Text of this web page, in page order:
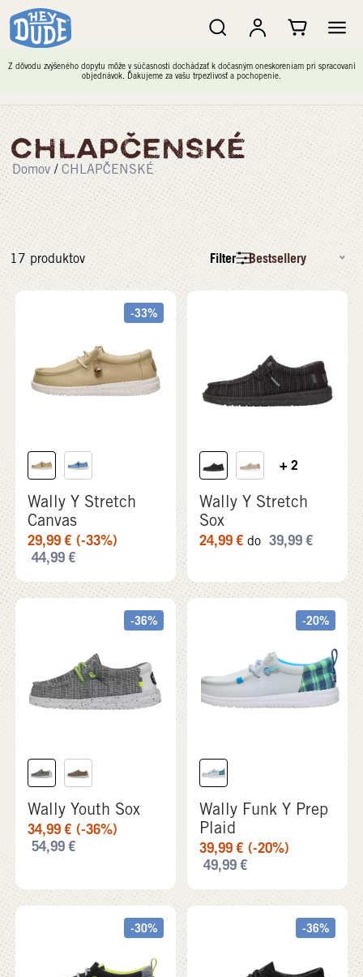
Z dôvodu zvýšeného dopytu môže v súčasnosti dochádzať k dočasným oneskoreniam pri spracovaní
objednávok. Ďakujeme za vašu trpezlivosť a pochopenie.
CHLAPČENSKÉ
Domov / CHLAPČENSKÉ
17 produktov Filter Bestsellery
-33%
Wally Y Stretch
Canvas
29,99€ (-33%)
44,99€
+ 2
Wally Y Stretch
Sox
24,99€ do 39,99€
-36%
Wally Youth Sox
34,99€ (-36%)
54,99€
-20%
Wally Funk Y Prep
Plaid
39,99€ (-20%)
49,99€
-30% -36%